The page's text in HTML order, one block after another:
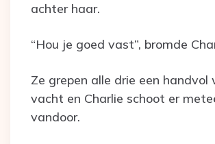
achter haar.
“Hou je goed vast”, bromde
Ze grepen alle drie een
vacht en Charlie schoot er
vandoor.